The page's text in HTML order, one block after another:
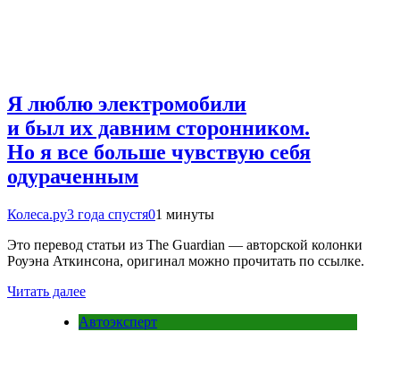
Я люблю электромобили
и был их давним сторонником.
Но я все больше чувствую себя
одураченным
Колеса.ру3 года спустя01 минуты
Это перевод статьи из The Guardian — авторской колонки
Роуэна Аткинсона, оригинал можно прочитать по ссылке.
Читать далее
Автоэксперт